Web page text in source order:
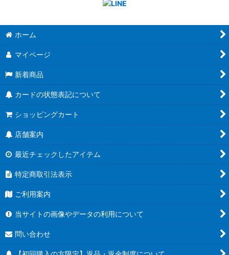
ホーム
マイページ
新着商品
カードの状態表記について
ショッピングカート
店舗案内
最近チェックしたアイテム
特定商取引法表示
ご利用案内
当サイトの画像やデータの利用について
問い合わせ